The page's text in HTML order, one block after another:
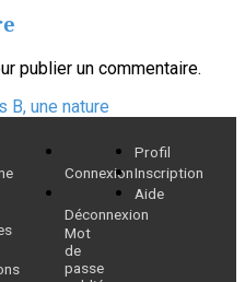
publier un commentaire.
B, une nature
Connexion
Déconnexion
Mot
de
passe
Profil
Inscription
Aide